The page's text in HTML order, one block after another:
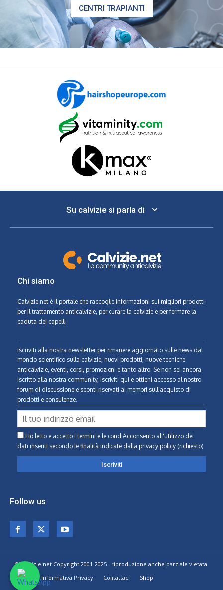
CENTRI TRAPIANTI
Su calvizie si parla di
Chi siamo
Calvizie.net è il portale che raccoglie informazioni sui migliori prodotti
per il trattamento anticalvizie, per curare la calvizie e per fermare la
caduta dei capelli
Iscriviti alla nostra newsletter per rimanere aggiornato sulle news dal
mondo scientifico sulla calvizie, nuovi prodotti, nuove tecniche
anticalvizie, eventi, corsi, promozioni e tanto altro. Se non sei ancora
iscritto alla nostra community, iscriviti qui e ottieni accesso al nostro
forum di discussione e sconti riservati ai membri sull’acquisto di
prodotti e consulenze.
Ho letto e accetto i termini e le condiAcconsento all'utilizzo dei
dati inseriti secondo le finalità indicate dalla privacy policy (richiesto)
Follow us
© Calvizie.net Copyright 2001-2025 - riproduzione anche parziale vietata
Home
Informativa Privacy Contattaci Shop